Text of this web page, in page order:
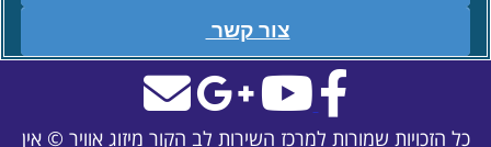
צור קשר
כל הזכויות שמורות למרכז השירות לב הקור מיזוג אוויר © אין